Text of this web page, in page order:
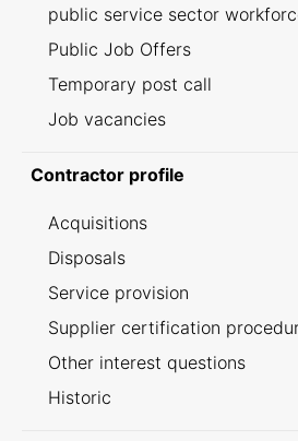
public service sector
Public Job Offers
Temporary post call
Job vacancies
Contractor profile
Acquisitions
Disposals
Service provision
Supplier certification
Other interest questions
Historic